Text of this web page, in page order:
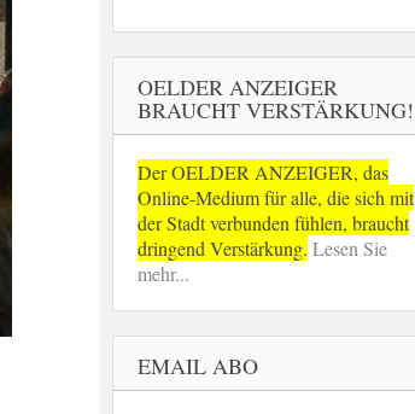
OELDER ANZEIGER
BRAUCHT VERSTÄRKUNG!
Der OELDER ANZEIGER, das
Online-Medium für alle, die sich mit
der Stadt verbunden fühlen, braucht
dringend Verstärkung. Lesen Sie
mehr...
EMAIL ABO